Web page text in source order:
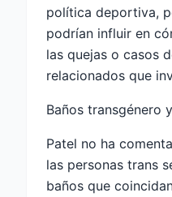
política deportiva,
podrían influir en
las quejas o casos
relacionados que
Baños transgénero
Patel no ha
las personas trans
baños que